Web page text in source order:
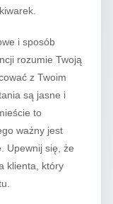
i sposób
rozumie Twoją
z Twoim
są jasne i
to
ważny jest
Upewnij się, że
klienta, który